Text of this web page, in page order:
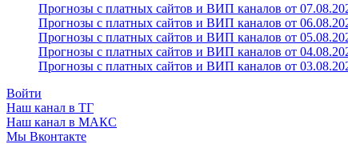
Прогнозы с платных сайтов и ВИП каналов от
Прогнозы с платных сайтов и ВИП каналов от
Прогнозы с платных сайтов и ВИП каналов от
Прогнозы с платных сайтов и ВИП каналов от
Прогнозы с платных сайтов и ВИП каналов от
Войти
Наш канал в ТГ
Наш канал в МАКС
Мы Вконтакте